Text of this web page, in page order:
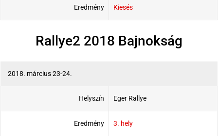
Eredmény Kiesés
Rallye2 2018 Bajnokság
2018. március 23-24.
Helyszín Eger Rallye
Eredmény 3. hely